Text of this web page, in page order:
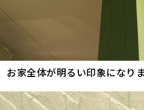
お家全体が明るい印象になり